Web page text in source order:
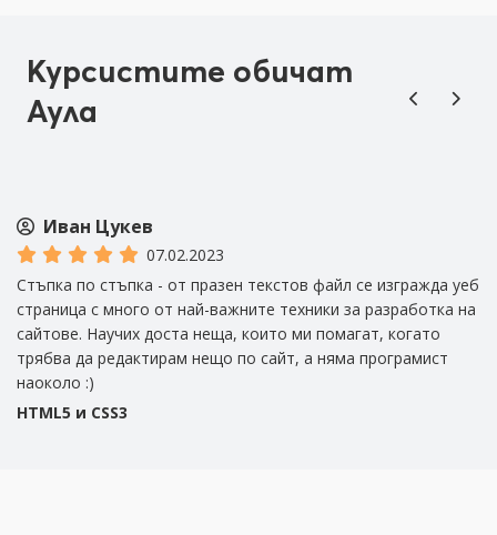
Курсистите обичат
Аула
Иван Цукев
07.02.2023
Стъпка по стъпка - от празен текстов файл се изгражда уеб
страница с много от най-важните техники за разработка на
сайтове. Научих доста неща, които ми помагат, когато
трябва да редактирам нещо по сайт, а няма програмист
наоколо :)
HTML5 и CSS3